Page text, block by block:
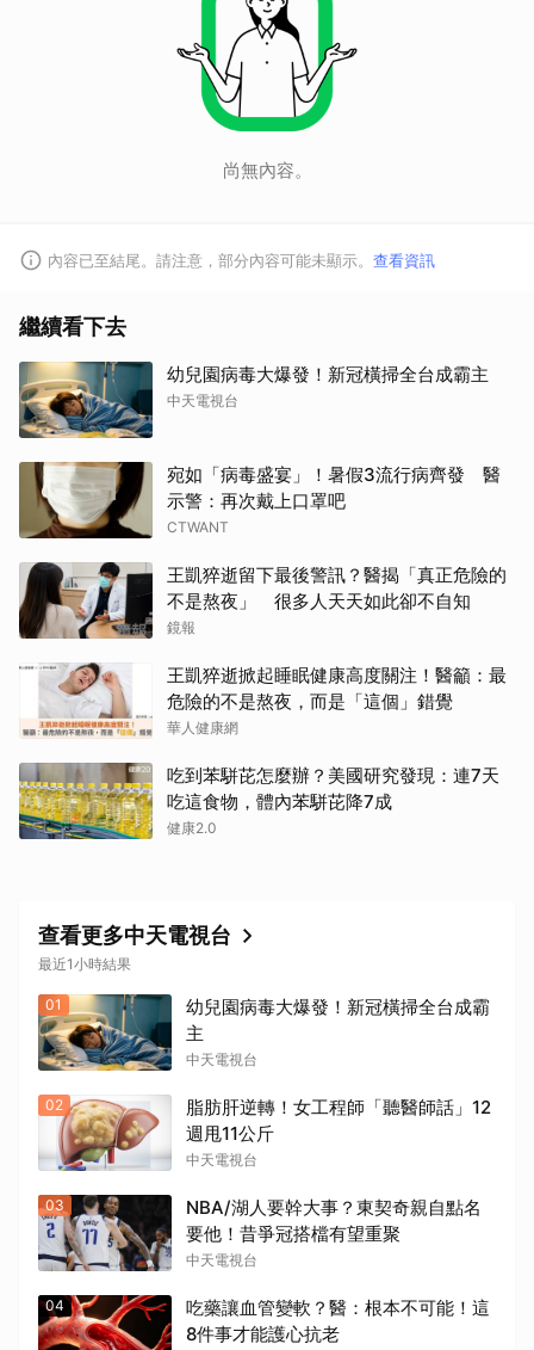
尚無內容。
內容已至結尾。請注意，部分內容可能未顯示。 查看資訊
繼續看下去
幼兒園病毒大爆發！新冠橫掃全台成霸主
中天電視台
宛如「病毒盛宴」！暑假3流行病齊發 醫
示警：再次戴上口罩吧
CTWANT
王凱猝逝留下最後警訊？醫揭「真正危險的
不是熬夜」 很多人天天如此卻不自知
鏡報
王凱猝逝掀起睡眠健康高度關注！醫籲：最
危險的不是熬夜，而是「這個」錯覺
華人健康網
吃到苯駢芘怎麼辦？美國研究發現：連7天
吃這食物，體內苯駢芘降7成
健康2.0
查看更多中天電視台
最近1小時結果
01
幼兒園病毒大爆發！新冠橫掃全台成霸
主
中天電視台
02
脂肪肝逆轉！女工程師「聽醫師話」12
週甩11公斤
中天電視台
03
NBA/湖人要幹大事？東契奇親自點名
要他！昔爭冠搭檔有望重聚
中天電視台
04
吃藥讓血管變軟？醫：根本不可能！這
8件事才能護心抗老